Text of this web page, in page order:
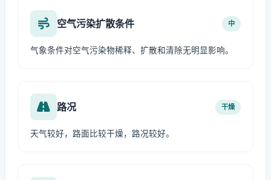
空气污染扩散条件 中
气象条件对空气污染物稀释、扩散和清除无明显影响。
路况 干燥
天气较好，路面比较干燥，路况较好。